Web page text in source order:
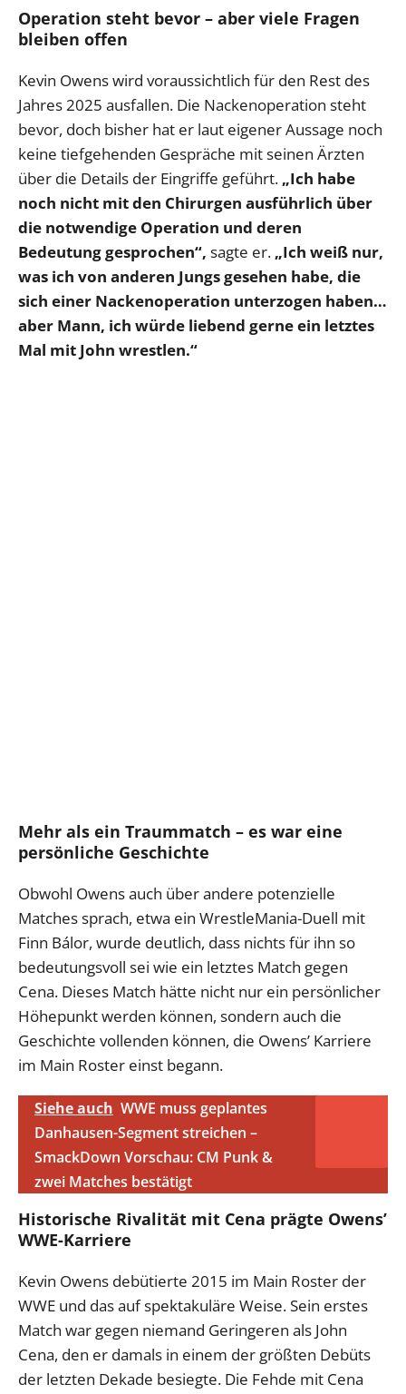
Operation steht bevor – aber viele Fragen
bleiben offen
Kevin Owens wird voraussichtlich für den Rest des
Jahres 2025 ausfallen. Die Nackenoperation steht
bevor, doch bisher hat er laut eigener Aussage noch
keine tiefgehenden Gespräche mit seinen Ärzten
über die Details der Eingriffe geführt. „Ich habe
noch nicht mit den Chirurgen ausführlich über
die notwendige Operation und deren
Bedeutung gesprochen“, sagte er. „Ich weiß nur,
was ich von anderen Jungs gesehen habe, die
sich einer Nackenoperation unterzogen haben…
aber Mann, ich würde liebend gerne ein letztes
Mal mit John wrestlen.“
Mehr als ein Traummatch – es war eine
persönliche Geschichte
Obwohl Owens auch über andere potenzielle
Matches sprach, etwa ein WrestleMania-Duell mit
Finn Bálor, wurde deutlich, dass nichts für ihn so
bedeutungsvoll sei wie ein letztes Match gegen
Cena. Dieses Match hätte nicht nur ein persönlicher
Höhepunkt werden können, sondern auch die
Geschichte vollenden können, die Owens’ Karriere
im Main Roster einst begann.
Siehe auch WWE muss geplantes
Danhausen-Segment streichen –
SmackDown Vorschau: CM Punk &
zwei Matches bestätigt
Historische Rivalität mit Cena prägte Owens’
WWE-Karriere
Kevin Owens debütierte 2015 im Main Roster der
WWE und das auf spektakuläre Weise. Sein erstes
Match war gegen niemand Geringeren als John
Cena, den er damals in einem der größten Debüts
der letzten Dekade besiegte. Die Fehde mit Cena